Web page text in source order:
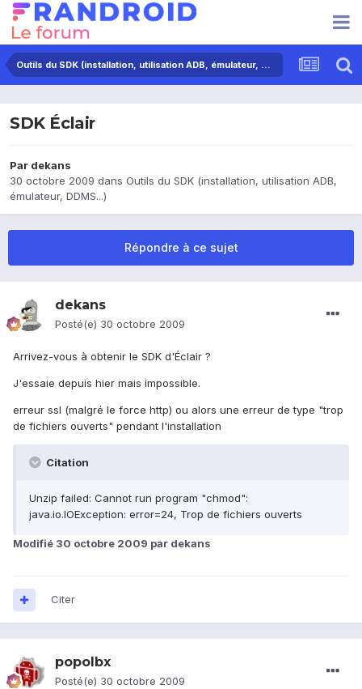
Outils du SDK (installation, utilisation ADB, émulateur, DDMS...)
SDK Éclair
Par dekans
30 octobre 2009 dans Outils du SDK (installation, utilisation ADB,
émulateur, DDMS...)
Répondre à ce sujet
dekans
Posté(e) 30 octobre 2009
Arrivez-vous à obtenir le SDK d'Éclair ?
J'essaie depuis hier mais impossible.
erreur ssl (malgré le force http) ou alors une erreur de type "trop
de fichiers ouverts" pendant l'installation
Citation
Unzip failed: Cannot run program "chmod":
java.io.IOException: error=24, Trop de fichiers ouverts
Modifié 30 octobre 2009 par dekans
Citer
popolbx
Posté(e) 30 octobre 2009